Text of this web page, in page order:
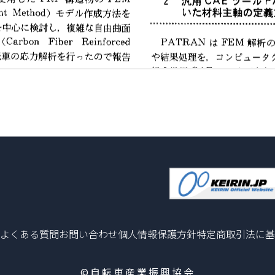
よくある質問お問い合わせ個人情報保護方針特定商取引法に
©自転車産業振興協会